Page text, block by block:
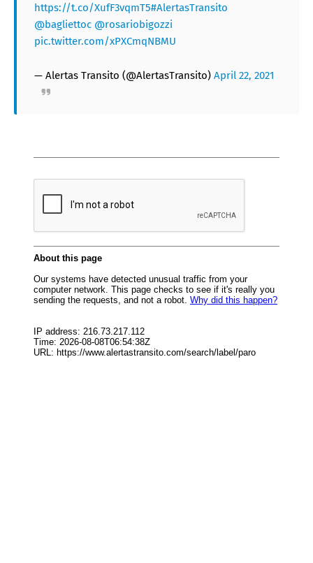
https://t.co/XufF3vqmT5#AlertasTransito
@bagliettoc @rosariobigozzi
pic.twitter.com/xPXCmqNBMU
— Alertas Transito (@AlertasTransito) April 22, 2021